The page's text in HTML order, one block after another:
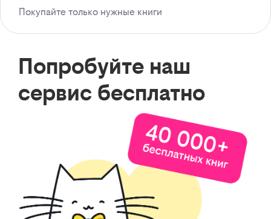
Покупайте только нужные книги
Попробуйте наш
сервис бесплатно